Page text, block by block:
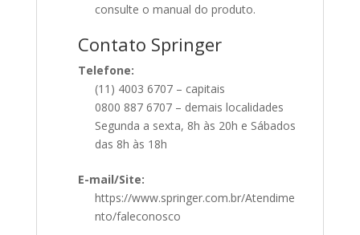
consulte o manual do produto.
Contato Springer
Telefone:
(11) 4003 6707 – capitais
0800 887 6707 – demais localidades
Segunda a sexta, 8h às 20h e Sábados
das 8h às 18h
E-mail/Site:
https://www.springer.com.br/Atendime
nto/faleconosco